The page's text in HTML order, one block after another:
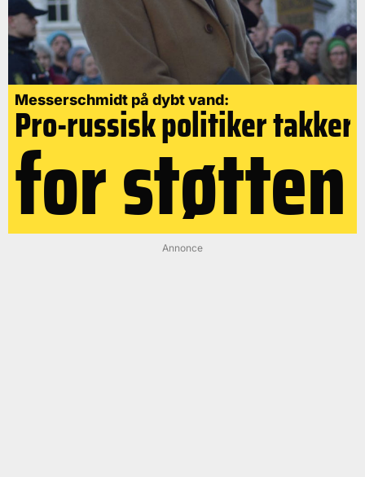
Messerschmidt på dybt vand:
Pro-russisk politiker takker
for støtten
Annonce